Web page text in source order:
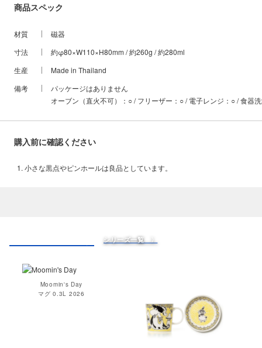
商品スペック
材質
磁器
寸法
約φ80×W110×H80mm / 約260g / 約280ml
生産
Made in Thailand
備考
パッケージはありません
オーブン（直火不可）：○ / フリーザー：○ / 電子レンジ：○ / 食器
購入前に確認ください
小さな黒点やピンホールは良品としています。
シリーズ一覧 〉
Moomin's Day
マグ 0.3L 2026